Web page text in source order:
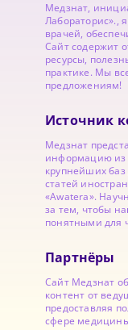
Медзнат,
Лабораторис».,
врачей,
Сайт содержит
ресурсы,
практике. Мы
предложениям!
Источник
Медзнат
информацию из
крупнейших баз
статей
«Awatera».
за тем, чтобы
понятными для
Партнёры
Сайт Медзнат
контент от
предоставляя
сфере